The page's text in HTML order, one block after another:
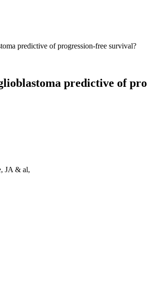
predictive of progression-free survival?
predictive of
JA & al,